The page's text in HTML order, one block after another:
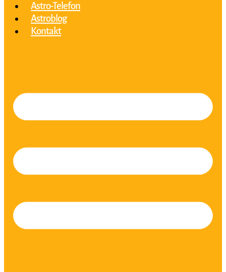
Astro-Telefon
Astroblog
Kontakt